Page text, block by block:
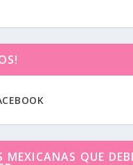
MEXICANAS QUE